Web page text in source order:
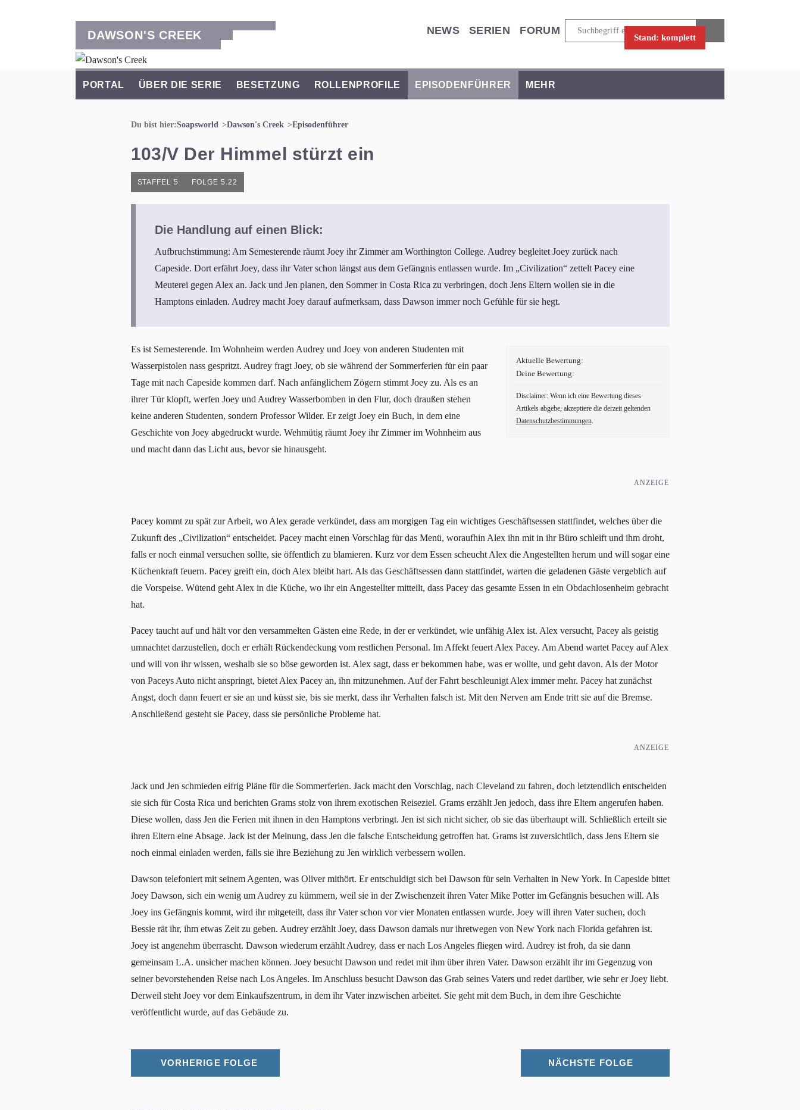
NEWS SERIEN FORUM
DAWSON'S CREEK Stand: komplett
PORTAL ÜBER DIE SERIE BESETZUNG ROLLENPROFILE EPISODENFÜHRER MEHR
Du bist hier:Soapsworld Dawson's Creek Episodenführer
103/V Der Himmel stürzt ein
STAFFEL 5 FOLGE 5.22
Die Handlung auf einen Blick:
Aufbruchstimmung: Am Semesterende räumt Joey ihr Zimmer am Worthington College. Audrey begleitet Joey zurück nach
Capeside. Dort erfährt Joey, dass ihr Vater schon längst aus dem Gefängnis entlassen wurde. Im „Civilization“ zettelt Pacey eine
Meuterei gegen Alex an. Jack und Jen planen, den Sommer in Costa Rica zu verbringen, doch Jens Eltern wollen sie in die
Hamptons einladen. Audrey macht Joey darauf aufmerksam, dass Dawson immer noch Gefühle für sie hegt.
Aktuelle Bewertung:
Deine Bewertung:
Disclaimer: Wenn ich eine Bewertung dieses
Artikels abgebe, akzeptiere die derzeit geltenden
Datenschutzbestimmungen.
Es ist Semesterende. Im Wohnheim werden Audrey und Joey von anderen Studenten mit
Wasserpistolen nass gespritzt. Audrey fragt Joey, ob sie während der Sommerferien für ein paar
Tage mit nach Capeside kommen darf. Nach anfänglichem Zögern stimmt Joey zu. Als es an
ihrer Tür klopft, werfen Joey und Audrey Wasserbomben in den Flur, doch draußen stehen
keine anderen Studenten, sondern Professor Wilder. Er zeigt Joey ein Buch, in dem eine
Geschichte von Joey abgedruckt wurde. Wehmütig räumt Joey ihr Zimmer im Wohnheim aus
und macht dann das Licht aus, bevor sie hinausgeht.
ANZEIGE
Pacey kommt zu spät zur Arbeit, wo Alex gerade verkündet, dass am morgigen Tag ein wichtiges Geschäftsessen stattfindet, welches über die
Zukunft des „Civilization“ entscheidet. Pacey macht einen Vorschlag für das Menü, woraufhin Alex ihn mit in ihr Büro schleift und ihm droht,
falls er noch einmal versuchen sollte, sie öffentlich zu blamieren. Kurz vor dem Essen scheucht Alex die Angestellten herum und will sogar eine
Küchenkraft feuern. Pacey greift ein, doch Alex bleibt hart. Als das Geschäftsessen dann stattfindet, warten die geladenen Gäste vergeblich auf
die Vorspeise. Wütend geht Alex in die Küche, wo ihr ein Angestellter mitteilt, dass Pacey das gesamte Essen in ein Obdachlosenheim gebracht
hat.
Pacey taucht auf und hält vor den versammelten Gästen eine Rede, in der er verkündet, wie unfähig Alex ist. Alex versucht, Pacey als geistig
umnachtet darzustellen, doch er erhält Rückendeckung vom restlichen Personal. Im Affekt feuert Alex Pacey. Am Abend wartet Pacey auf Alex
und will von ihr wissen, weshalb sie so böse geworden ist. Alex sagt, dass er bekommen habe, was er wollte, und geht davon. Als der Motor
von Paceys Auto nicht anspringt, bietet Alex Pacey an, ihn mitzunehmen. Auf der Fahrt beschleunigt Alex immer mehr. Pacey hat zunächst
Angst, doch dann feuert er sie an und küsst sie, bis sie merkt, dass ihr Verhalten falsch ist. Mit den Nerven am Ende tritt sie auf die Bremse.
Anschließend gesteht sie Pacey, dass sie persönliche Probleme hat.
ANZEIGE
Jack und Jen schmieden eifrig Pläne für die Sommerferien. Jack macht den Vorschlag, nach Cleveland zu fahren, doch letztendlich entscheiden
sie sich für Costa Rica und berichten Grams stolz von ihrem exotischen Reiseziel. Grams erzählt Jen jedoch, dass ihre Eltern angerufen haben.
Diese wollen, dass Jen die Ferien mit ihnen in den Hamptons verbringt. Jen ist sich nicht sicher, ob sie das überhaupt will. Schließlich erteilt sie
ihren Eltern eine Absage. Jack ist der Meinung, dass Jen die falsche Entscheidung getroffen hat. Grams ist zuversichtlich, dass Jens Eltern sie
noch einmal einladen werden, falls sie ihre Beziehung zu Jen wirklich verbessern wollen.
Dawson telefoniert mit seinem Agenten, was Oliver mithört. Er entschuldigt sich bei Dawson für sein Verhalten in New York. In Capeside bittet
Joey Dawson, sich ein wenig um Audrey zu kümmern, weil sie in der Zwischenzeit ihren Vater Mike Potter im Gefängnis besuchen will. Als
Joey ins Gefängnis kommt, wird ihr mitgeteilt, dass ihr Vater schon vor vier Monaten entlassen wurde. Joey will ihren Vater suchen, doch
Bessie rät ihr, ihm etwas Zeit zu geben. Audrey erzählt Joey, dass Dawson damals nur ihretwegen von New York nach Florida gefahren ist.
Joey ist angenehm überrascht. Dawson wiederum erzählt Audrey, dass er nach Los Angeles fliegen wird. Audrey ist froh, da sie dann
gemeinsam L.A. unsicher machen können. Joey besucht Dawson und redet mit ihm über ihren Vater. Dawson erzählt ihr im Gegenzug von
seiner bevorstehenden Reise nach Los Angeles. Im Anschluss besucht Dawson das Grab seines Vaters und redet darüber, wie sehr er Joey liebt.
Derweil steht Joey vor dem Einkaufszentrum, in dem ihr Vater inzwischen arbeitet. Sie geht mit dem Buch, in dem ihre Geschichte
veröffentlicht wurde, auf das Gebäude zu.
VORHERIGE FOLGE NÄCHSTE FOLGE